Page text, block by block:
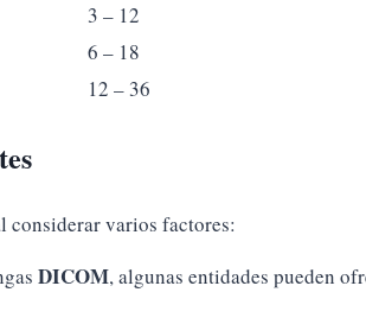
3 – 12
6 – 18
12 – 36
considerar varios factores:
DICOM, algunas entidades pueden